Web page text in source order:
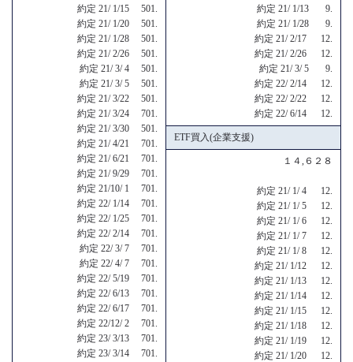
約定 21/ 1/15 501.
約定 21/ 1/20 501.
約定 21/ 1/28 501.
約定 21/ 2/26 501.
約定 21/ 3/ 4 501.
約定 21/ 3/ 5 501.
約定 21/ 3/22 501.
約定 21/ 3/24 701.
約定 21/ 3/30 501.
約定 21/ 4/21 701.
約定 21/ 6/21 701.
約定 21/ 9/29 701.
約定 21/10/ 1 701.
約定 22/ 1/14 701.
約定 22/ 1/25 701.
約定 22/ 2/14 701.
約定 22/ 3/ 7 701.
約定 22/ 4/ 7 701.
約定 22/ 5/19 701.
約定 22/ 6/13 701.
約定 22/ 6/17 701.
約定 22/12/ 2 701.
約定 23/ 3/13 701.
約定 23/ 3/14 701.
約定 21/ 1/13 9.
約定 21/ 1/28 9.
約定 21/ 2/17 12.
約定 21/ 2/26 12.
約定 21/ 3/ 5 9.
約定 22/ 2/14 12.
約定 22/ 2/22 12.
約定 22/ 6/14 12.
ETF買入(企業支援)
１４,６２８
約定 21/ 1/ 4 12.
約定 21/ 1/ 5 12.
約定 21/ 1/ 6 12.
約定 21/ 1/ 7 12.
約定 21/ 1/ 8 12.
約定 21/ 1/12 12.
約定 21/ 1/13 12.
約定 21/ 1/14 12.
約定 21/ 1/15 12.
約定 21/ 1/18 12.
約定 21/ 1/19 12.
約定 21/ 1/20 12.